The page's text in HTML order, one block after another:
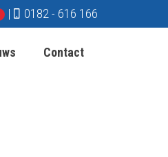
| 0182 - 616 166
Contact